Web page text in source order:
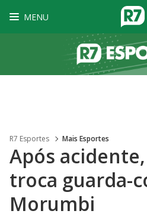
MENU
R7 Esportes Mais Esportes
Após
troca guarda-
Morumbi